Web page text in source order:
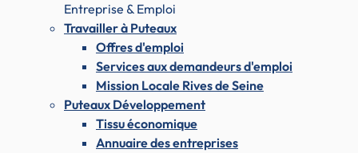
Entreprise & Emploi
Travailler à Puteaux
Offres d'emploi
Services aux demandeurs d'emploi
Mission Locale Rives de Seine
Puteaux Développement
Tissu économique
Annuaire des entreprises